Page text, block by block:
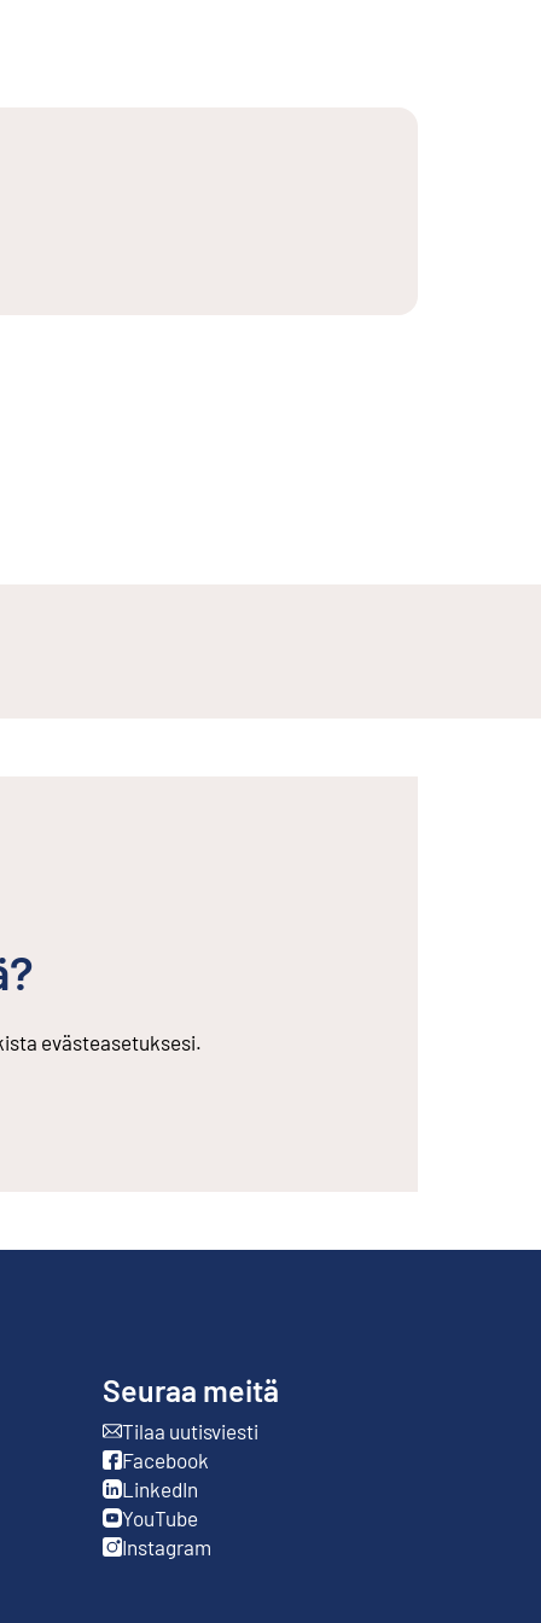
evästeasetuksesi.
Seuraa meitä
Tilaa uutisviesti
Ulkoinen linkki
Facebook
Ulkoinen linkki
LinkedIn
Ulkoinen linkki
YouTube
Ulkoinen linkki
Instagram
Ulkoinen linkki